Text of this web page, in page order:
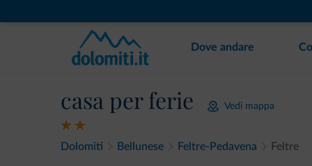
Dove andare
casa per ferie Vedi mappa
Dolomiti Bellunese Feltre-Pedavena Feltre